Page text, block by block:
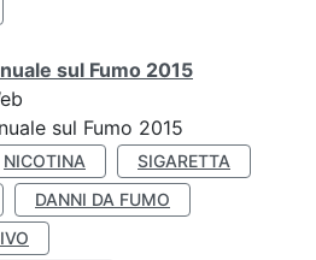
sul Fumo 2015
sul Fumo 2015
NICOTINA
SIGARETTA
DANNI DA FUMO